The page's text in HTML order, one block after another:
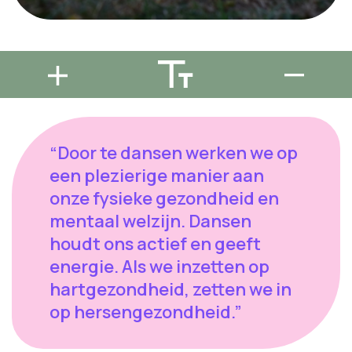
“Door te dansen werken we op
een plezierige manier aan
onze fysieke gezondheid en
mentaal welzijn. Dansen
houdt ons actief en geeft
energie. Als we inzetten op
hartgezondheid, zetten we in
op hersengezondheid.”